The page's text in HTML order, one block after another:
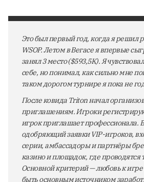
Это был первый год, когда я решил
WSOP. Летом в Вегасе я впервые
занял 3 место ($593,5K). Я
себе, но понимал, как сильно мне
таком дорогом турнире я пока не
После ковида Triton начал
приглашениям. Игроки
игрок приглашает профессионала.
одобряющий заявки VIP-игроков,
серии, амбассадоры и партнёры
казино и площадок, где проводятся
Основной критерий — любовь к
быть основным источником